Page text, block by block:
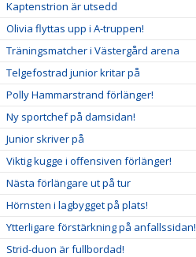
Kaptenstrion är utsedd
Olivia flyttas upp i A-truppen!
Träningsmatcher i Västergård arena
Telgefostrad junior kritar på
Polly Hammarstrand förlänger!
Ny sportchef på damsidan!
Junior skriver på
Viktig kugge i offensiven förlänger!
Nästa förlängare ut på tur
Hörnsten i lagbygget på plats!
Ytterligare förstärkning på anfallssidan!
Strid-duon är fullbordad!